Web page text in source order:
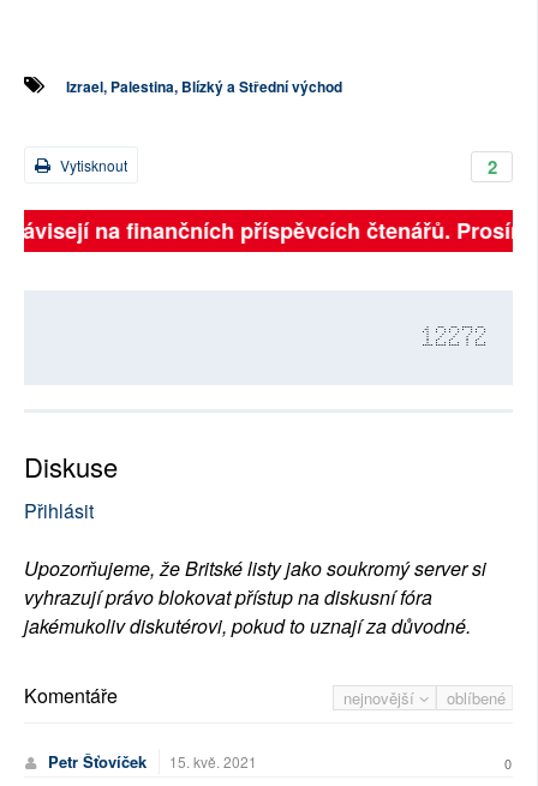
Izrael, Palestina, Blízký a Střední východ
2
Vytisknout
na finančních příspěvcích čtenářů.
12272
Diskuse
Přihlásit
Upozorňujeme, že Britské listy jako soukromý server si
vyhrazují právo blokovat přístup na diskusní fóra
jakémukoliv diskutérovi, pokud to uznají za důvodné.
nejnovější oblíbené
Komentáře
Petr Šťovíček 15. kvě. 2021 0